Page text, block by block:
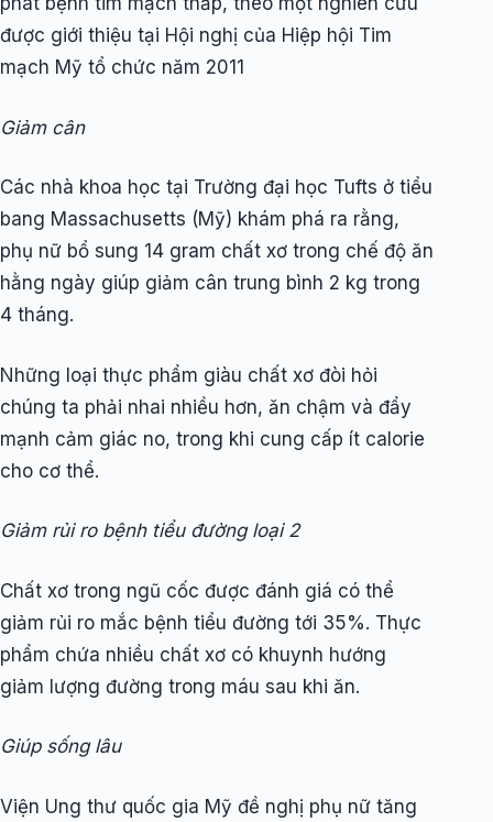
được giới thiệu tại Hội nghị của Hiệp hội Tim
mạch Mỹ tổ chức năm 2011
Giảm cân
Các nhà khoa học tại Trường đại học Tufts ở tiểu
bang Massachusetts (Mỹ) khám phá ra rằng,
phụ nữ bổ sung 14 gram chất xơ trong chế độ ăn
hằng ngày giúp giảm cân trung bình 2 kg trong
4 tháng.
Những loại thực phẩm giàu chất xơ đòi hỏi
chúng ta phải nhai nhiều hơn, ăn chậm và đẩy
mạnh cảm giác no, trong khi cung cấp ít calorie
cho cơ thể.
Giảm rủi ro bệnh tiểu đường loại 2
Chất xơ trong ngũ cốc được đánh giá có thể
giảm rủi ro mắc bệnh tiểu đường tới 35%. Thực
phẩm chứa nhiều chất xơ có khuynh hướng
giảm lượng đường trong máu sau khi ăn.
Giúp sống lâu
Viện Ung thư quốc gia Mỹ đề nghị phụ nữ tăng